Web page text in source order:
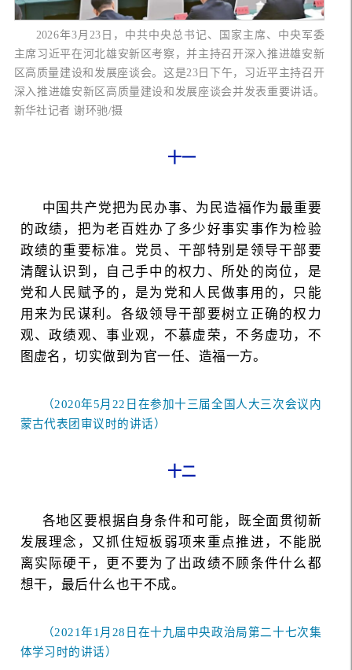
2026年3月23日，中共中央总书记、国家主席、中央军委
主席习近平在河北雄安新区考察，并主持召开深入推进雄安新
区高质量建设和发展座谈会。这是23日下午，习近平主持召开
深入推进雄安新区高质量建设和发展座谈会并发表重要讲话。
新华社记者 谢环驰/摄
十一
中国共产党把为民办事、为民造福作为最重要
的政绩，把为老百姓办了多少好事实事作为检验
政绩的重要标准。党员、干部特别是领导干部要
清醒认识到，自己手中的权力、所处的岗位，是
党和人民赋予的，是为党和人民做事用的，只能
用来为民谋利。各级领导干部要树立正确的权力
观、政绩观、事业观，不慕虚荣，不务虚功，不
图虚名，切实做到为官一任、造福一方。
（2020年5月22日在参加十三届全国人大三次会议内
蒙古代表团审议时的讲话）
十二
各地区要根据自身条件和可能，既全面贯彻新
发展理念，又抓住短板弱项来重点推进，不能脱
离实际硬干，更不要为了出政绩不顾条件什么都
想干，最后什么也干不成。
（2021年1月28日在十九届中央政治局第二十七次集
体学习时的讲话）